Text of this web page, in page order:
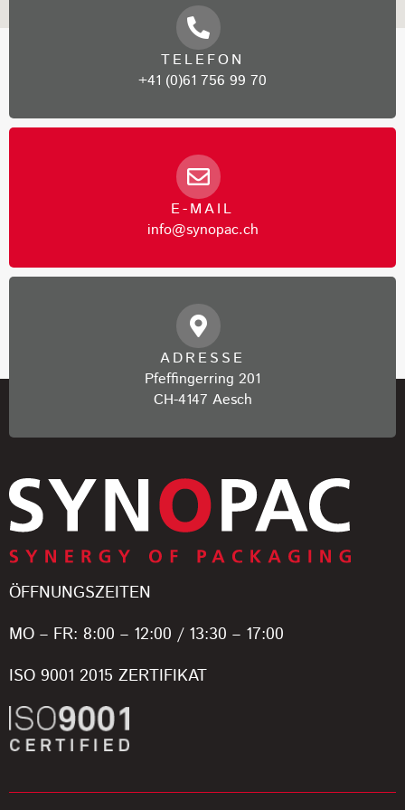
TELEFON
+41 (0)61 756 99 70
E-MAIL
info@synopac.ch
ADRESSE
Pfeffingerring 201
CH-4147 Aesch
ÖFFNUNGSZEITEN
MO – FR: 8:00 – 12:00 / 13:30 – 17:00
ISO 9001 2015 ZERTIFIKAT